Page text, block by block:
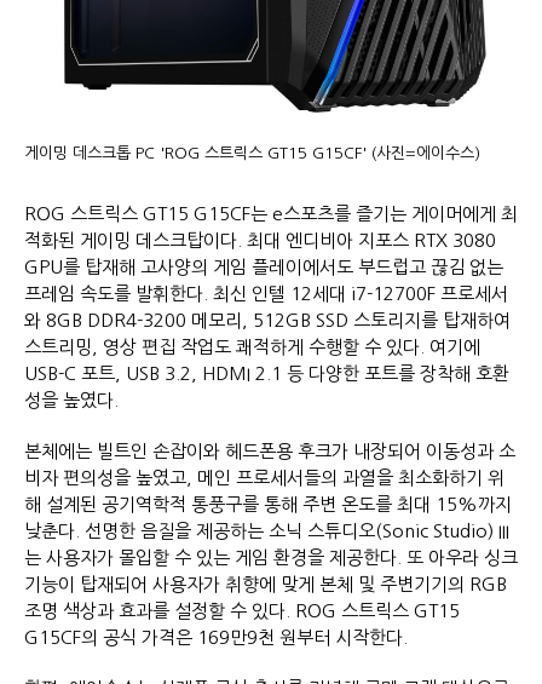
게이밍 데스크톱 PC 'ROG 스트릭스 GT15 G15CF' (사진=에이수스)
ROG 스트릭스 GT15 G15CF는 e스포츠를 즐기는 게이머에게 최
적화된 게이밍 데스크탑이다. 최대 엔디비아 지포스 RTX 3080
GPU를 탑재해 고사양의 게임 플레이에서도 부드럽고 끊김 없는
프레임 속도를 발휘한다. 최신 인텔 12세대 i7-12700F 프로세서
와 8GB DDR4-3200 메모리, 512GB SSD 스토리지를 탑재하여
스트리밍, 영상 편집 작업도 쾌적하게 수행할 수 있다. 여기에
USB-C 포트, USB 3.2, HDMI 2.1 등 다양한 포트를 장착해 호환
성을 높였다.
본체에는 빌트인 손잡이와 헤드폰용 후크가 내장되어 이동성과 소
비자 편의성을 높였고, 메인 프로세서들의 과열을 최소화하기 위
해 설계된 공기역학적 통풍구를 통해 주변 온도를 최대 15%까지
낮춘다. 선명한 음질을 제공하는 소닉 스튜디오(Sonic Studio) III
는 사용자가 몰입할 수 있는 게임 환경을 제공한다. 또 아우라 싱크
기능이 탑재되어 사용자가 취향에 맞게 본체 및 주변기기의 RGB
조명 색상과 효과를 설정할 수 있다. ROG 스트릭스 GT15
G15CF의 공식 가격은 169만9천 원부터 시작한다.